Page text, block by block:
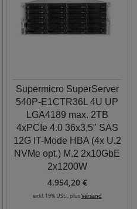
Supermicro SuperServer
540P-E1CTR36L 4U UP
LGA4189 max. 2TB
4xPCIe 4.0 36x3,5" SAS
12G IT-Mode HBA (4x U.2
NVMe opt.) M.2 2x10GbE
2x1200W
4.954,20 €
exkl. 19% USt. , plusVersand